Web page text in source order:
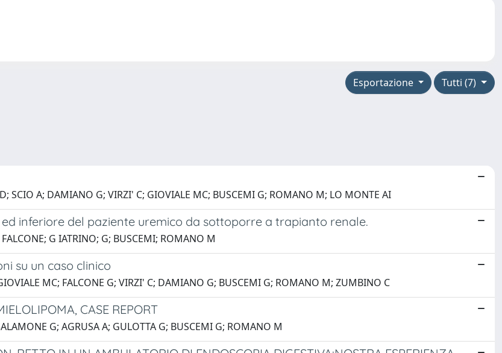
Tutti (7)
Esportazione
SCIO A; DAMIANO G; VIRZI' C; GIOVIALE MC; BUSCEMI G; ROMANO M; LO MONTE AI
inferiore del paziente uremico da sottoporre a trapianto renale.
G IATRINO; G; BUSCEMI; ROMANO M
su un caso clinico
MC; FALCONE G; VIRZI' C; DAMIANO G; BUSCEMI G; ROMANO M; ZUMBINO C
CASE REPORT
G; AGRUSA A; GULOTTA G; BUSCEMI G; ROMANO M